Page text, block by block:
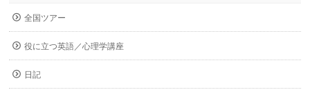
全国ツアー
役に立つ英語／心理学講座
日記